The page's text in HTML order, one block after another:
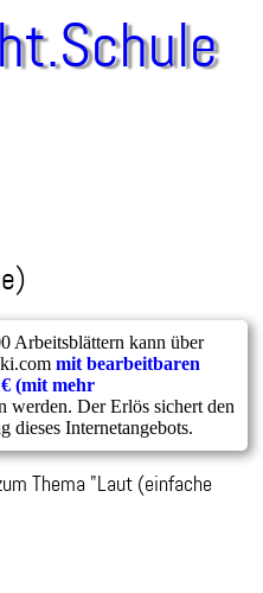
Arbeitsblättern kann über
mit bearbeitbaren
(mit mehr
werden. Der Erlös sichert den
dieses Internetangebots.
Thema "Laut (einfache